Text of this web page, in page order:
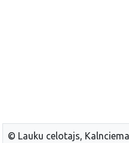
© Lauku celotajs,